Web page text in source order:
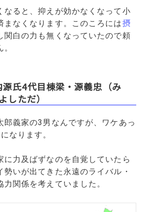
なると、抑えが効かなくなって小
まなくなります。このころには摂
関白の力も無くなっていたので頼
源氏4代目棟梁・源義忠（み
しただ）
郎義家の3男なんですが、ワケあっ
なります。
に力及ばずなのを自覚していたら
勢いが出てきた永遠のライバル・
力関係を考えていました。